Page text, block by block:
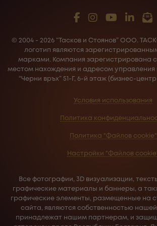
варианте, что поможет им
максимально отвечающего их
Это уникальное возвращение
развитию новых жилых и
комплексов в ведущем
метода Монте-Неве, которая
этажа, их общая площадь
количество спален может
зависимости от пожеланий
В каждом доме на первом этаже
© 2004 - 2026 “Тасков и Стоянов” ООО.
логотип являются
марками. Компания зарегистрирована с
местом нахождения и адресом управления в
“Черни връх” 51-Г, 6-й этаж (бизнес-
Условия использования
Политика
Политика "Файлов cookie"
Настройки "Файлов
Все фотографии, 3D визуализации,
графические материалы и баннеры, а
графические элементы, размещенные на
сайта, являются собственностью
принадлежат нашим партнерам, и